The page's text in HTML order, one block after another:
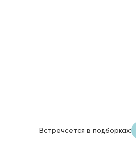
Встречается в подборках: